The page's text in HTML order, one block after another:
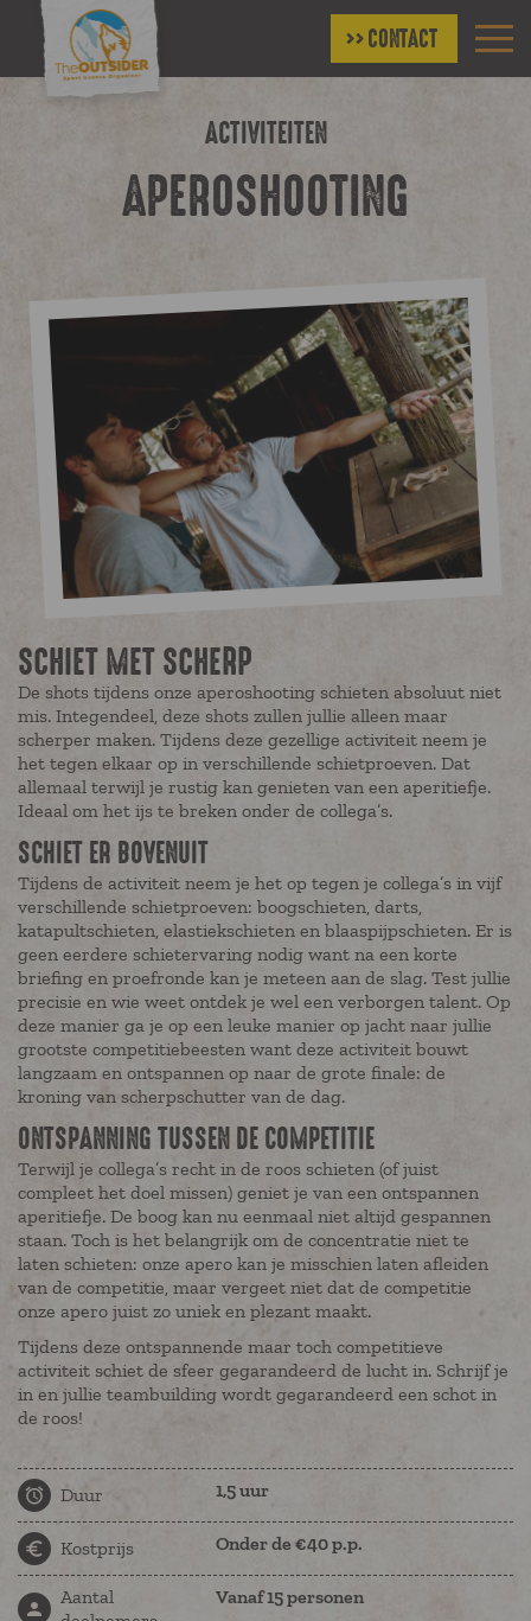
CONTACT
ACTIVITEITEN
APEROSHOOTING
SCHIET MET SCHERP
De shots tijdens onze aperoshooting schieten absoluut niet
mis. Integendeel, deze shots zullen jullie alleen maar
scherper maken. Tijdens deze gezellige activiteit neem je
het tegen elkaar op in verschillende schietproeven. Dat
allemaal terwijl je rustig kan genieten van een aperitiefje.
Ideaal om het ijs te breken onder de collega’s.
SCHIET ER BOVENUIT
Tijdens de activiteit neem je het op tegen je collega’s in vijf
verschillende schietproeven: boogschieten, darts,
katapultschieten, elastiekschieten en blaaspijpschieten. Er is
geen eerdere schietervaring nodig want na een korte
briefing en proefronde kan je meteen aan de slag. Test jullie
precisie en wie weet ontdek je wel een verborgen talent. Op
deze manier ga je op een leuke manier op jacht naar jullie
grootste competitiebeesten want deze activiteit bouwt
langzaam en ontspannen op naar de grote finale: de
kroning van scherpschutter van de dag.
ONTSPANNING TUSSEN DE COMPETITIE
Terwijl je collega’s recht in de roos schieten (of juist
compleet het doel missen) geniet je van een ontspannen
aperitiefje. De boog kan nu eenmaal niet altijd gespannen
staan. Toch is het belangrijk om de concentratie niet te
laten schieten: onze apero kan je misschien laten afleiden
van de competitie, maar vergeet niet dat de competitie
onze apero juist zo uniek en plezant maakt.
Tijdens deze ontspannende maar toch competitieve
activiteit schiet de sfeer gegarandeerd de lucht in. Schrijf je
in en jullie teambuilding wordt gegarandeerd een schot in
de roos!
Duur 1,5 uur
Kostprijs Onder de €40 p.p.
Aantal
Vanaf 15 personen